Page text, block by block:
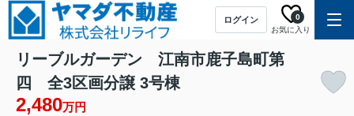
ログイン
お気に入り
0
リーブルガーデン 江南市鹿子島町第
四 全3区画分譲 3号棟
2,480万円